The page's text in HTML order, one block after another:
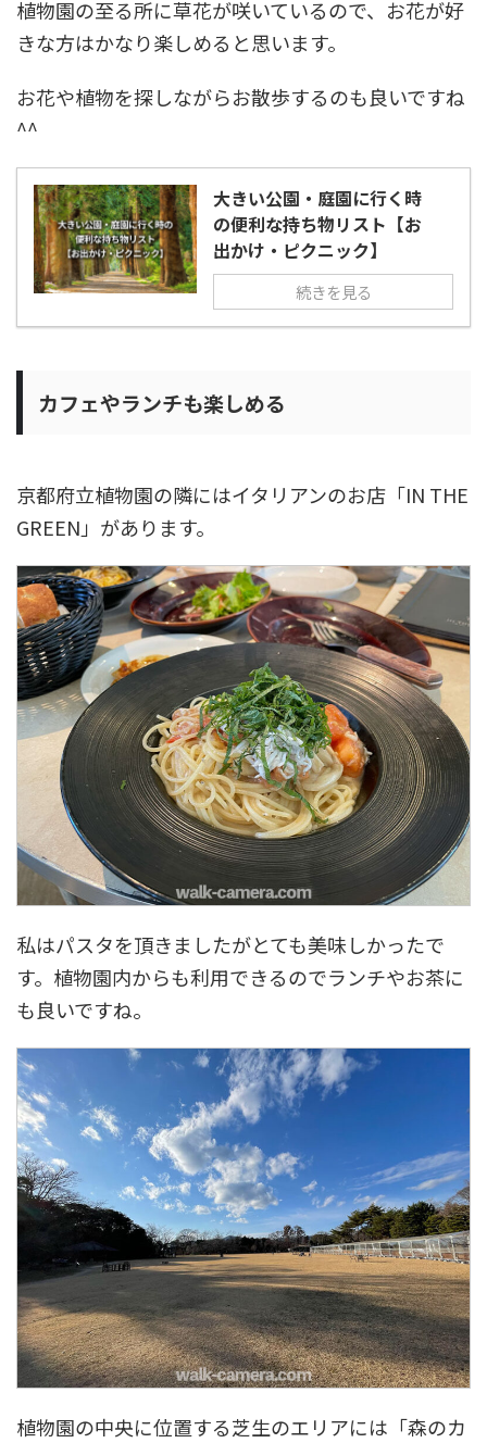
植物園の至る所に草花が咲いているので、お花が好
きな方はかなり楽しめると思います。
お花や植物を探しながらお散歩するのも良いですね
^^
大きい公園・庭園に行く時
の便利な持ち物リスト【お
出かけ・ピクニック】
続きを見る
カフェやランチも楽しめる
京都府立植物園の隣にはイタリアンのお店「IN THE
GREEN」があります。
私はパスタを頂きましたがとても美味しかったで
す。植物園内からも利用できるのでランチやお茶に
も良いですね。
植物園の中央に位置する芝生のエリアには「森のカ